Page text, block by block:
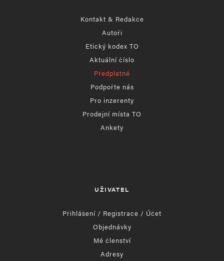
Kontakt & Redakce
Autoři
Etický kodex TO
Aktuální číslo
Předplatné
Podpořte nás
Pro inzerenty
Prodejní místa TO
Ankety
UŽIVATEL
Přihlášení / Registrace / Účet
Objednávky
Mé členství
Adresy